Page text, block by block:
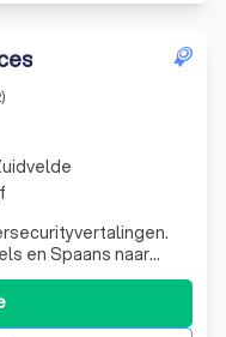
en Spaans naar
én leesbaarheid.